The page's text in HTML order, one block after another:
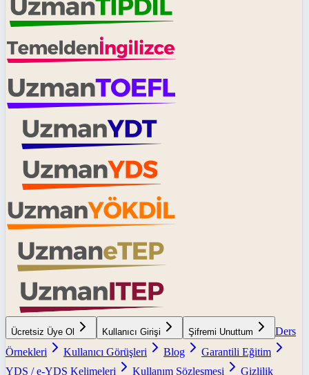
Ücretsiz Üye Ol Kullanıcı Girişi Şifremi Unuttum
Ders
Örnekleri
Kullanıcı Görüşleri Blog
Garantili Eğitim
YDS / e-YDS Kelimeleri
Kullanım Sözleşmesi
Gizlilik